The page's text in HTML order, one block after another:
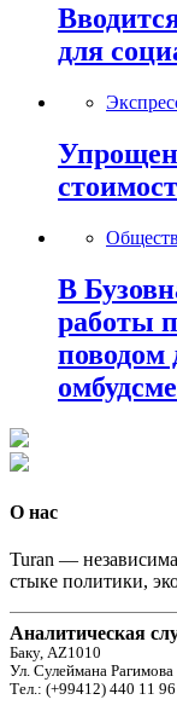
для
В
работы
поводом
О нас
Turan —
стыке политики,
Аналитическая
Баку, AZ1010
Ул. Сулеймана Рагимова
Тел.: (+99412) 440 11 96